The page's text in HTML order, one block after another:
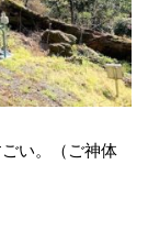
い。（ご神体